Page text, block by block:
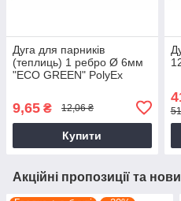
Дуга для парників
(теплиць) 1 ребро Ø 6мм
"ЕCО GREEN" PolyEx
9,65 ₴ 12,06 ₴
Купити
Акційні пропозиції та